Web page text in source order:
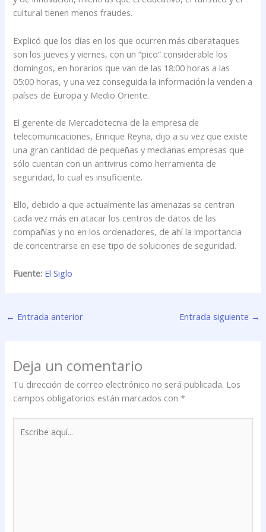
cultural tienen menos fraudes.
Explicó que los días en los que ocurren más ciberataques
son los jueves y viernes, con un “pico” considerable los
domingos, en horarios que van de las 18:00 horas a las
05:00 horas, y una vez conseguida la información la venden a
países de Europa y Medio Oriente.
El gerente de Mercadotecnia de la empresa de
telecomunicaciones, Enrique Reyna, dijo a su vez que existe
una gran cantidad de pequeñas y medianas empresas que
sólo cuentan con un antivirus como herramienta de
seguridad, lo cual es insuficiente.
Ello, debido a que actualmente las amenazas se centran
cada vez más en atacar los centros de datos de las
compañías y no en los ordenadores, de ahí la importancia
de concentrarse en ese tipo de soluciones de seguridad.
Fuente: El Siglo
← Entrada anterior Entrada siguiente →
Deja un comentario
Tu dirección de correo electrónico no será publicada. Los
campos obligatorios están marcados con*
aquí...